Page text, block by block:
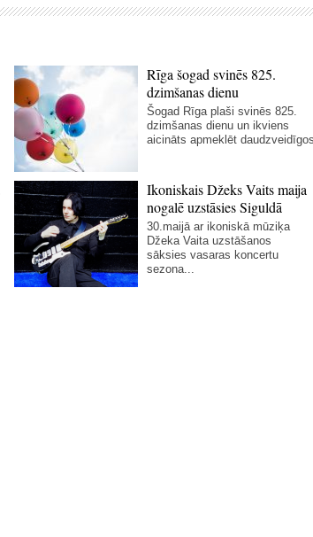
Rīga šogad svinēs 825.
dzimšanas dienu
Šogad Rīga plaši svinēs 825.
dzimšanas dienu un ikviens
aicināts apmeklēt
Ikoniskais Džeks Vaits maija
nogalē uzstāsies Siguldā
30.maijā ar ikoniskā mūziķa
Džeka Vaita uzstāšanos
sāksies vasaras koncertu
sezona...